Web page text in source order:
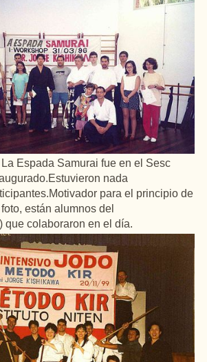
Espada Samurai fue en el Sesc
nada
para el principio de
están alumnos del
que colaboraron en el día.